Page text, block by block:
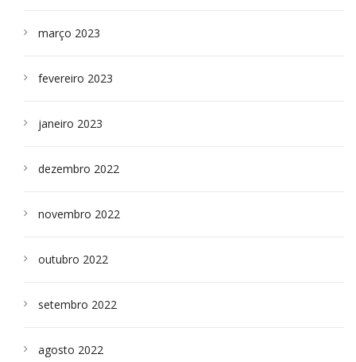
março 2023
fevereiro 2023
janeiro 2023
dezembro 2022
novembro 2022
outubro 2022
setembro 2022
agosto 2022